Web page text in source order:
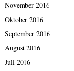
November 2016
Oktober 2016
September 2016
August 2016
Juli 2016